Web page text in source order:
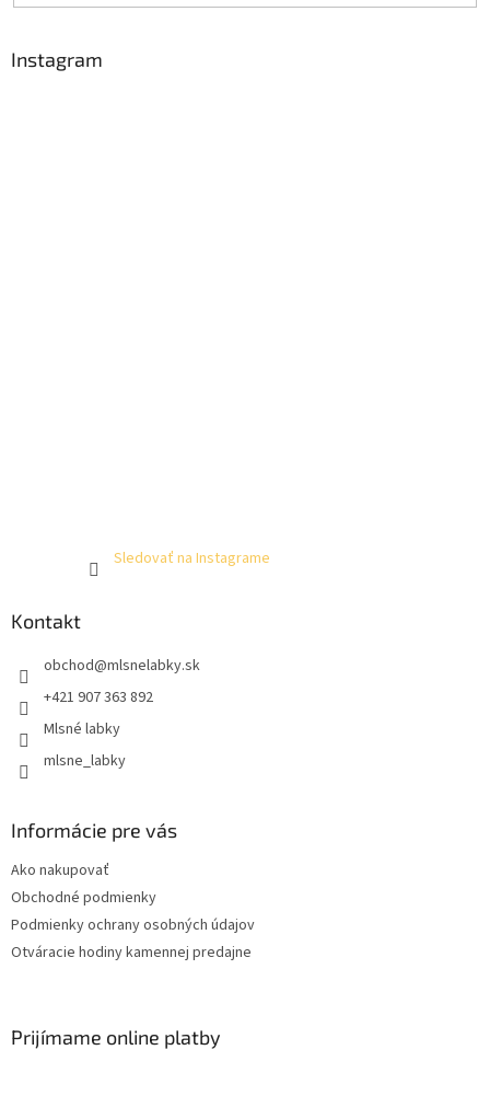
Instagram
Sledovať na Instagrame
Kontakt
obchod@mlsnelabky.sk
+421 907 363 892
Mlsné labky
mlsne_labky
Informácie pre vás
Ako nakupovať
Obchodné podmienky
Podmienky ochrany osobných údajov
Otváracie hodiny kamennej predajne
Prijímame online platby